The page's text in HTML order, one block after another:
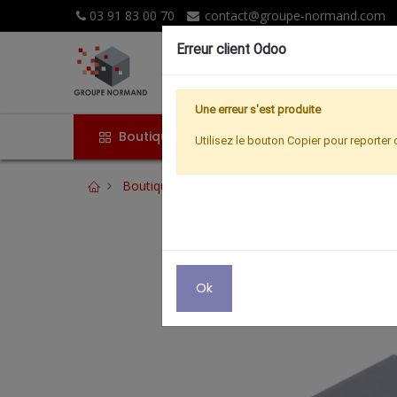
03 91 83 00 70 contact@groupe-normand.com
Boutique Accueil
Boutique
Erreur client Odoo
Une erreur s'est produite
Utilisez le bouton Copier pour reporter
Ok